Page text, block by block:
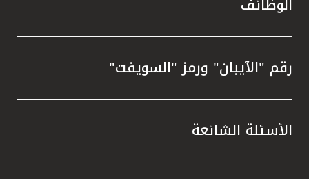
رقم "الآيبان" ورمز "السويفت"
الأسئلة الشائعة